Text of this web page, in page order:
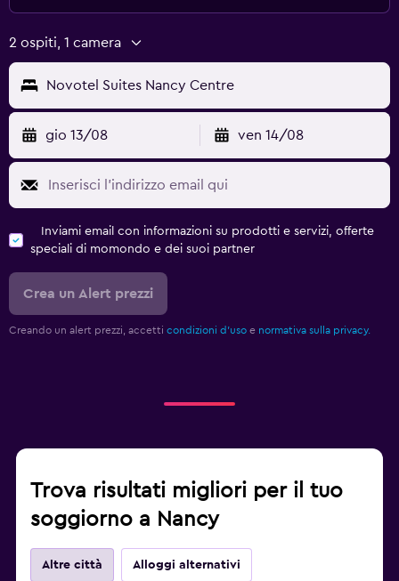
2 ospiti, 1 camera
Novotel Suites Nancy Centre
gio 13/08 ven 14/08
Inviami email con informazioni su prodotti e servizi, offerte
speciali di momondo e dei suoi partner
Crea un Alert prezzi
Creando un alert prezzi, accetti condizioni d'uso e normativa sulla privacy.
Trova risultati migliori per il tuo
soggiorno a Nancy
Altre città Alloggi alternativi